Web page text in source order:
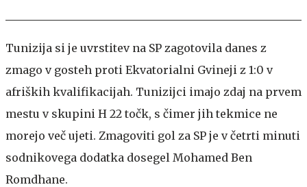
Tunizija si je uvrstitev na SP zagotovila danes z
zmago v gosteh proti Ekvatorialni Gvineji z 1:0 v
afriških kvalifikacijah. Tunizijci imajo zdaj na prvem
mestu v skupini H 22 točk, s čimer jih tekmice ne
morejo več ujeti. Zmagoviti gol za SP je v četrti minuti
sodnikovega dodatka dosegel Mohamed Ben
Romdhane.